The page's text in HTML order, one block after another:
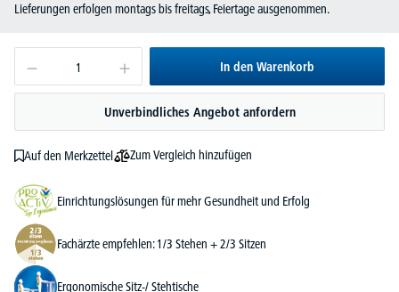
Lieferungen erfolgen montags bis freitags, Feiertage ausgenommen.
In den Warenkorb
Unverbindliches Angebot anfordern
Auf den Merkzettel Zum Vergleich hinzufügen
Einrichtungslösungen für mehr Gesundheit und Erfolg
Fachärzte empfehlen: 1/3 Stehen + 2/3 Sitzen
Ergonomische Sitz-/ Stehtische